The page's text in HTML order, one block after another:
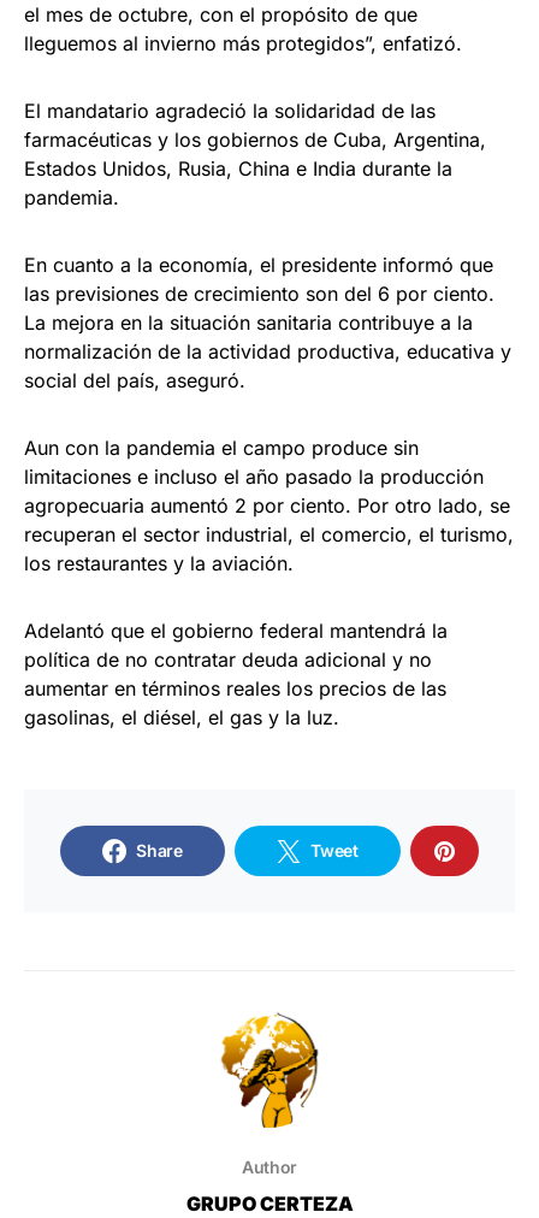
el mes de octubre, con el propósito de que
lleguemos al invierno más protegidos”, enfatizó.
El mandatario agradeció la solidaridad de las
farmacéuticas y los gobiernos de Cuba, Argentina,
Estados Unidos, Rusia, China e India durante la
pandemia.
En cuanto a la economía, el presidente informó que
las previsiones de crecimiento son del 6 por ciento.
La mejora en la situación sanitaria contribuye a la
normalización de la actividad productiva, educativa y
social del país, aseguró.
Aun con la pandemia el campo produce sin
limitaciones e incluso el año pasado la producción
agropecuaria aumentó 2 por ciento. Por otro lado, se
recuperan el sector industrial, el comercio, el turismo,
los restaurantes y la aviación.
Adelantó que el gobierno federal mantendrá la
política de no contratar deuda adicional y no
aumentar en términos reales los precios de las
gasolinas, el diésel, el gas y la luz.
Share Tweet
Author
GRUPO CERTEZA